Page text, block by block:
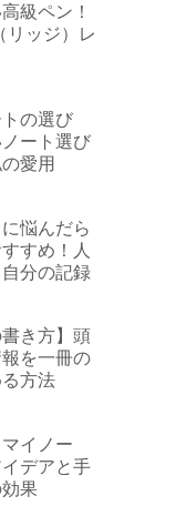
級ペン！
リッジ）レ
トの選び
ート選び
愛用
悩んだら
すめ！人
分の記録
書き方】頭
を一冊の
方法
イノー
イデアと手
果